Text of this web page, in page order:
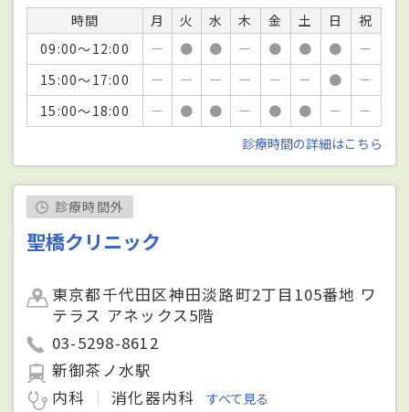
時間 月 火 水 木 金 土 日
祝
09:00～12:00
－ ● ● － ● ● ●
－
15:00～17:00
－ － － － － － ●
－
15:00～18:00
－ ● ● － ● ● －
－
診療時間の詳細はこちら
診療時間外
聖橋クリニック
東京都千代田区神田淡路町2丁目105番地 ワ
テラス アネックス5階
03-5298-8612
新御茶ノ水駅
内科
消化器内科 すべて見る